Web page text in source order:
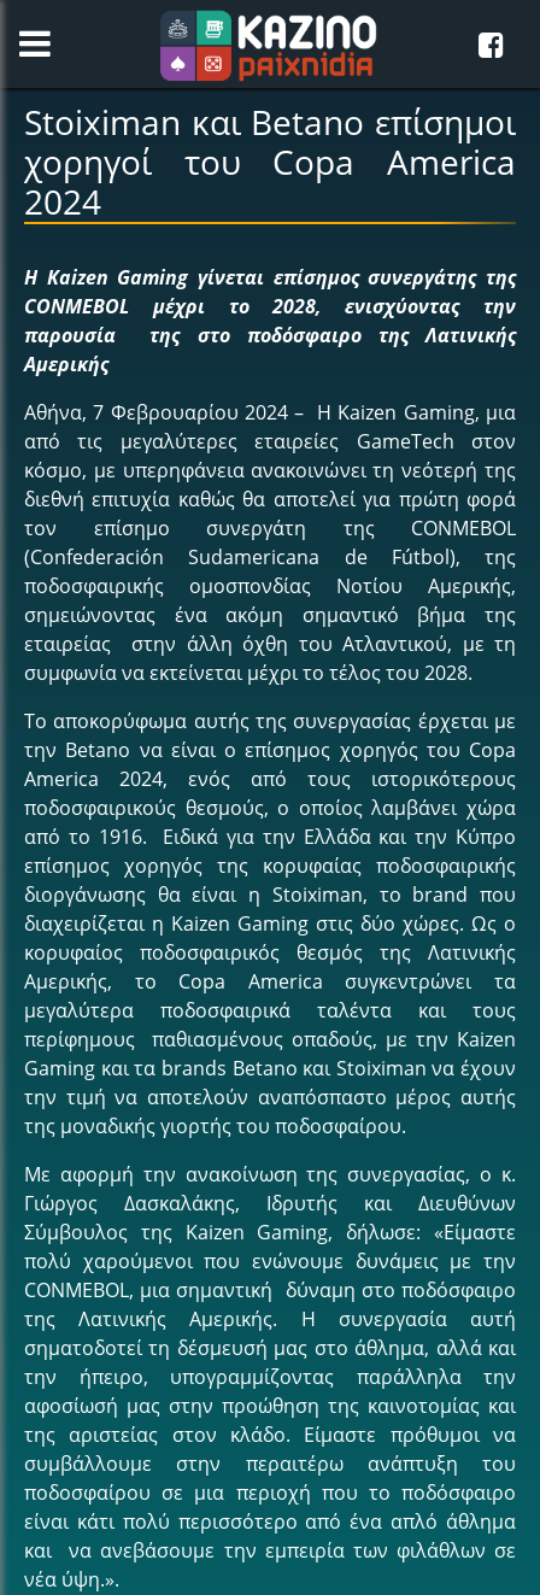
Stoiximan και Betano επίσημοι
χορηγοί του Copa America
2024
Η Kaizen Gaming γίνεται επίσημος συνεργάτης της
CONMEBOL μέχρι το 2028, ενισχύοντας την
παρουσία της στο ποδόσφαιρο της Λατινικής
Αμερικής
Αθήνα, 7 Φεβρουαρίου 2024 – Η Kaizen Gaming, μια
από τις μεγαλύτερες εταιρείες GameTech στον
κόσμο, με υπερηφάνεια ανακοινώνει τη νεότερή της
διεθνή επιτυχία καθώς θα αποτελεί για πρώτη φορά
τον επίσημο συνεργάτη της CONMEBOL
(Confederación Sudamericana de Fútbol), της
ποδοσφαιρικής ομοσπονδίας Νοτίου Αμερικής,
σημειώνοντας ένα ακόμη σημαντικό βήμα της
εταιρείας στην άλλη όχθη του Ατλαντικού, με τη
συμφωνία να εκτείνεται μέχρι το τέλος του 2028.
Το αποκορύφωμα αυτής της συνεργασίας έρχεται με
την Betano να είναι ο επίσημος χορηγός του Copa
America 2024, ενός από τους ιστορικότερους
ποδοσφαιρικούς θεσμούς, ο οποίος λαμβάνει χώρα
από το 1916. Ειδικά για την Ελλάδα και την Κύπρο
επίσημος χορηγός της κορυφαίας ποδοσφαιρικής
διοργάνωσης θα είναι η Stoiximan, το brand που
διαχειρίζεται η Kaizen Gaming στις δύο χώρες. Ως ο
κορυφαίος ποδοσφαιρικός θεσμός της Λατινικής
Αμερικής, το Copa America συγκεντρώνει τα
μεγαλύτερα ποδοσφαιρικά ταλέντα και τους
περίφημους παθιασμένους οπαδούς, με την Kaizen
Gaming και τα brands Betano και Stoiximan να έχουν
την τιμή να αποτελούν αναπόσπαστο μέρος αυτής
της μοναδικής γιορτής του ποδοσφαίρου.
Με αφορμή την ανακοίνωση της συνεργασίας, ο κ.
Γιώργος Δασκαλάκης, Ιδρυτής και Διευθύνων
Σύμβουλος της Kaizen Gaming, δήλωσε: «Είμαστε
πολύ χαρούμενοι που ενώνουμε δυνάμεις με την
CONMEBOL, μια σημαντική δύναμη στο ποδόσφαιρο
της Λατινικής Αμερικής. Η συνεργασία αυτή
σηματοδοτεί τη δέσμευσή μας στο άθλημα, αλλά και
την ήπειρο, υπογραμμίζοντας παράλληλα την
αφοσίωσή μας στην προώθηση της καινοτομίας και
της αριστείας στον κλάδο. Είμαστε πρόθυμοι να
συμβάλλουμε στην περαιτέρω ανάπτυξη του
ποδοσφαίρου σε μια περιοχή που το ποδόσφαιρο
είναι κάτι πολύ περισσότερο από ένα απλό άθλημα
και να ανεβάσουμε την εμπειρία των φιλάθλων σε
νέα ύψη.».